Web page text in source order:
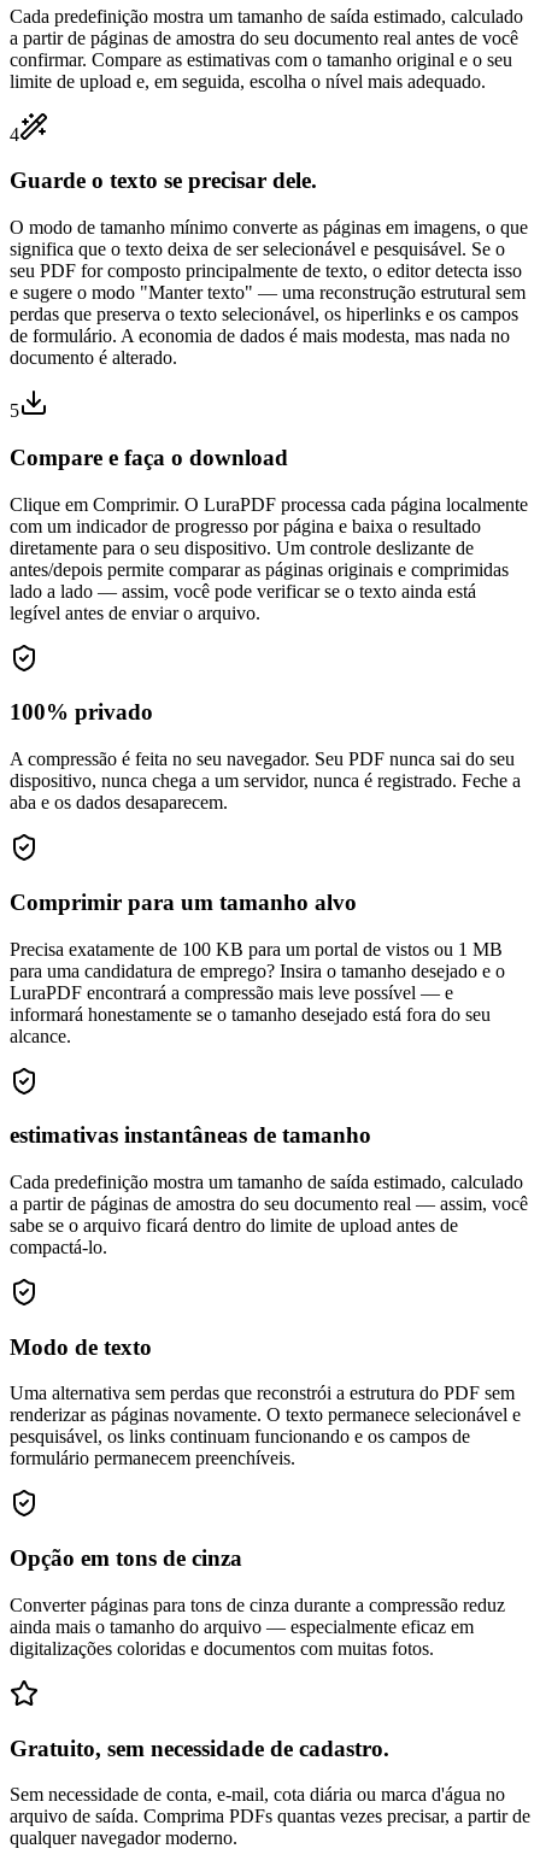
Cada predefinição mostra um tamanho de saída estimado, calculado
a partir de páginas de amostra do seu documento real antes de você
confirmar. Compare as estimativas com o tamanho original e o seu
limite de upload e, em seguida, escolha o nível mais adequado.
4
Guarde o texto se precisar dele.
O modo de tamanho mínimo converte as páginas em imagens, o que
significa que o texto deixa de ser selecionável e pesquisável. Se o
seu PDF for composto principalmente de texto, o editor detecta isso
e sugere o modo "Manter texto" — uma reconstrução estrutural sem
perdas que preserva o texto selecionável, os hiperlinks e os campos
de formulário. A economia de dados é mais modesta, mas nada no
documento é alterado.
5
Compare e faça o download
Clique em Comprimir. O LuraPDF processa cada página localmente
com um indicador de progresso por página e baixa o resultado
diretamente para o seu dispositivo. Um controle deslizante de
antes/depois permite comparar as páginas originais e comprimidas
lado a lado — assim, você pode verificar se o texto ainda está
legível antes de enviar o arquivo.
100% privado
A compressão é feita no seu navegador. Seu PDF nunca sai do seu
dispositivo, nunca chega a um servidor, nunca é registrado. Feche a
aba e os dados desaparecem.
Comprimir para um tamanho alvo
Precisa exatamente de 100 KB para um portal de vistos ou 1 MB
para uma candidatura de emprego? Insira o tamanho desejado e o
LuraPDF encontrará a compressão mais leve possível — e
informará honestamente se o tamanho desejado está fora do seu
alcance.
estimativas instantâneas de tamanho
Cada predefinição mostra um tamanho de saída estimado, calculado
a partir de páginas de amostra do seu documento real — assim, você
sabe se o arquivo ficará dentro do limite de upload antes de
compactá-lo.
Modo de texto
Uma alternativa sem perdas que reconstrói a estrutura do PDF sem
renderizar as páginas novamente. O texto permanece selecionável e
pesquisável, os links continuam funcionando e os campos de
formulário permanecem preenchíveis.
Opção em tons de cinza
Converter páginas para tons de cinza durante a compressão reduz
ainda mais o tamanho do arquivo — especialmente eficaz em
digitalizações coloridas e documentos com muitas fotos.
Gratuito, sem necessidade de cadastro.
Sem necessidade de conta, e-mail, cota diária ou marca d'água no
arquivo de saída. Comprima PDFs quantas vezes precisar, a partir de
qualquer navegador moderno.